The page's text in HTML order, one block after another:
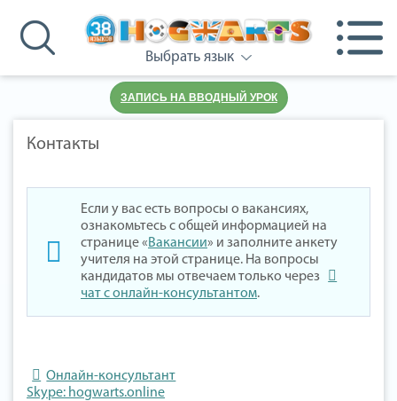
Выбрать язык
ЗАПИСЬ НА ВВОДНЫЙ УРОК
Контакты
Если у вас есть вопросы о вакансиях,
ознакомьтесь с общей информацией на
странице «Вакансии» и заполните анкету
учителя на этой странице. На вопросы
кандидатов мы отвечаем только через
чат с онлайн-консультантом.
Онлайн-консультант
Skype: hogwarts.online